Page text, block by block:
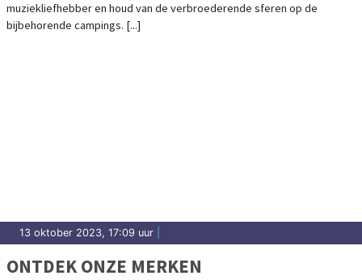
muziekliefhebber en houd van de verbroederende sferen op de
bijbehorende campings. [...]
13 oktober 2023, 17:09 uur
ONTDEK ONZE MERKEN